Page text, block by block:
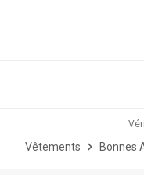
Vêtements Bonnes